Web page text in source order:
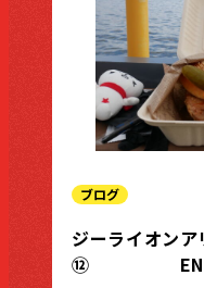
ブログ
ジーライオン
⑫ EN³